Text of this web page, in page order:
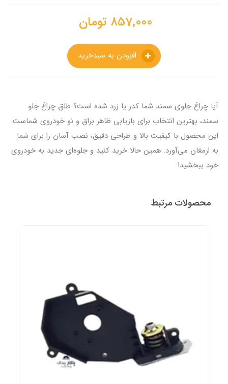
857,000 تومان
آیا چراغ جلوی سمند شما کدر یا زرد شده است؟ طلق چراغ جلو
سمند، بهترین انتخاب برای بازیابی ظاهر براق و نو خودروی شماست.
این محصول با کیفیت بالا و طراحی دقیق، نصب آسان را برای شما
به ارمغان می‌آورد. همین حالا خرید کنید و جلوه‌ای جدید به خودروی
خود ببخشید!
محصولات مرتبط